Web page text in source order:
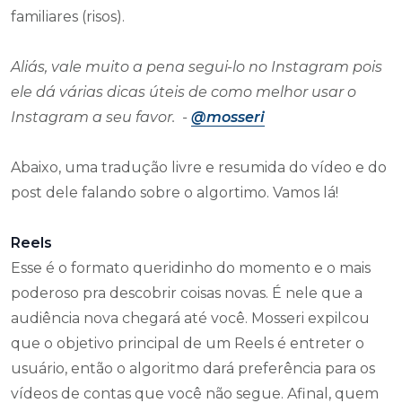
familiares (risos).
Aliás, vale muito a pena segui-lo no Instagram pois
ele dá várias dicas úteis de como melhor usar o
Instagram a seu favor. - @mosseri
Abaixo, uma tradução livre e resumida do vídeo e do
post dele falando sobre o algortimo. Vamos lá!
Reels
Esse é o formato queridinho do momento e o mais
poderoso pra descobrir coisas novas. É nele que a
audiência nova chegará até você. Mosseri expilcou
que o objetivo principal de um Reels é entreter o
usuário, então o algoritmo dará preferência para os
vídeos de contas que você não segue. Afinal, quem